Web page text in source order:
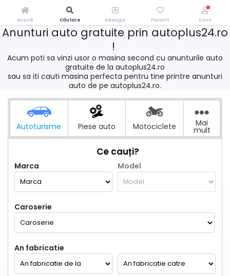
Anunturi auto gratuite prin autoplus24.ro
!
Acum poti sa vinzi usor o masina second cu anunturile auto
gratuite de la autoplus24.ro
sau sa iti cauti masina perfecta pentru tine printre anunturi
auto de pe autoplus24.ro.
Autoturisme Piese auto Motociclete Mai
mult
Ce cauți?
Marca Model
Caroserie
An fabricatie
Acasă Căutare Adauga Favorit Cont